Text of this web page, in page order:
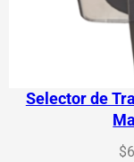
Selector de
$